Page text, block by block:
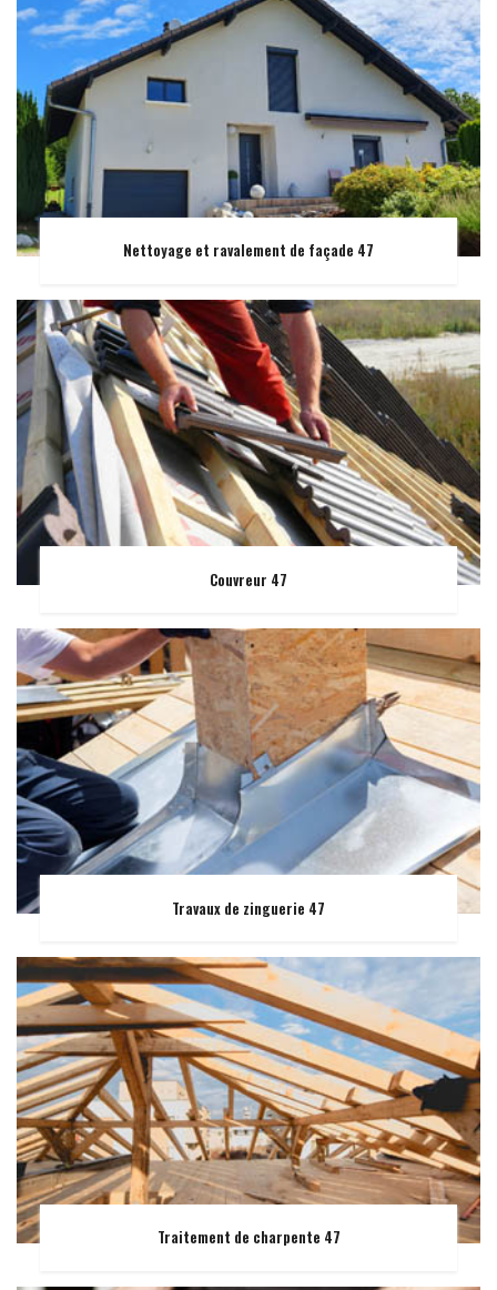
Nettoyage et ravalement de façade 47
Couvreur 47
Travaux de zinguerie 47
Traitement de charpente 47